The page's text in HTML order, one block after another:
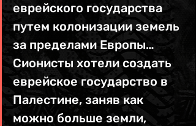
еврейского государства
путем колонизации земель
за пределами Европы…
Сионисты хотели создать
еврейское государство в
Палестине, заняв как
можно больше земли,